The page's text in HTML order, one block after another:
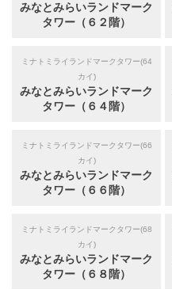
みなとみらいランドマーク
タワー（６２階）
ミナトミライランドマークタワー(64
カイ)
みなとみらいランドマーク
タワー（６４階）
ミナトミライランドマークタワー(66
カイ)
みなとみらいランドマーク
タワー（６６階）
ミナトミライランドマークタワー(68
カイ)
みなとみらいランドマーク
タワー（６８階）